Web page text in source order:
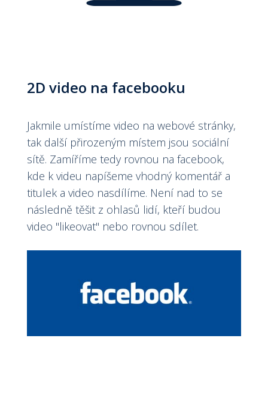
2D video na facebooku
Jakmile umístíme video na webové stránky,
tak další přirozeným místem jsou sociální
sítě. Zamíříme tedy rovnou na facebook,
kde k videu napíšeme vhodný komentář a
titulek a video nasdílíme. Není nad to se
následně těšit z ohlasů lidí, kteří budou
video "likeovat" nebo rovnou sdílet.